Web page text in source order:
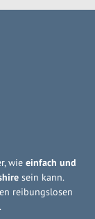
wie einfach und
sein kann.
reibungslosen